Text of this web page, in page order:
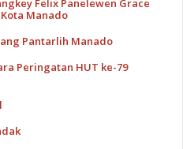
Felix Panelewen Grace
Manado
Pantarlih Manado
Peringatan HUT ke-79